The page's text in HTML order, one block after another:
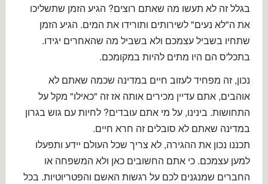
בגלל זה לא תעשו מה שאתם רוצים? הגיע הזמן שתשליכו
את ה"לא נעים" לשירותים ותורידו את המים. הגיע הזמן
שתחיו בשביל עצמכם ולא בשביל מה שהאחרים יגידו.
בתכל'ס הם היו מתים להיות במקומכם.
נכון, זה מפחיד לעזוב חיים במדינה שכמה שאתם לא
אוהבים, אתם עדיין מכירים אותה אז זה "כאילו" מקל על
התחושות. בינינו, על מי אתם עובדים? לחיות עם גוש בגרון
במדינה שאתם לא סובלים זה חרא חיים.
תכננו נכון את ההגירה, לא צריך שכל העולם יידע ותפעלו
למען עצמכם. כי אתם החשובים כאן ולא המשפחה או
החברים שמנגנים לכם על רגשות האשם והפטריוטיות. בכל